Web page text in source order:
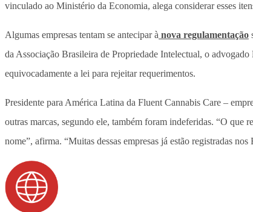
vinculado ao Ministério da Economia, alega considerar esses
Algumas empresas tentam se antecipar à nova regulamentação
da Associação Brasileira de Propriedade Intelectual, o
equivocadamente a lei para rejeitar requerimentos.
Presidente para América Latina da Fluent Cannabis Care –
outras marcas, segundo ele, também foram indeferidas. “O que
nome”, afirma. “Muitas dessas empresas já estão registradas